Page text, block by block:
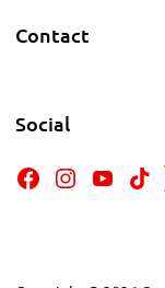
Contact
Social